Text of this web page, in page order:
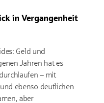
in Vergangenheit
Geld und
Jahren hat es
– mit
ebenso deutlichen
aber